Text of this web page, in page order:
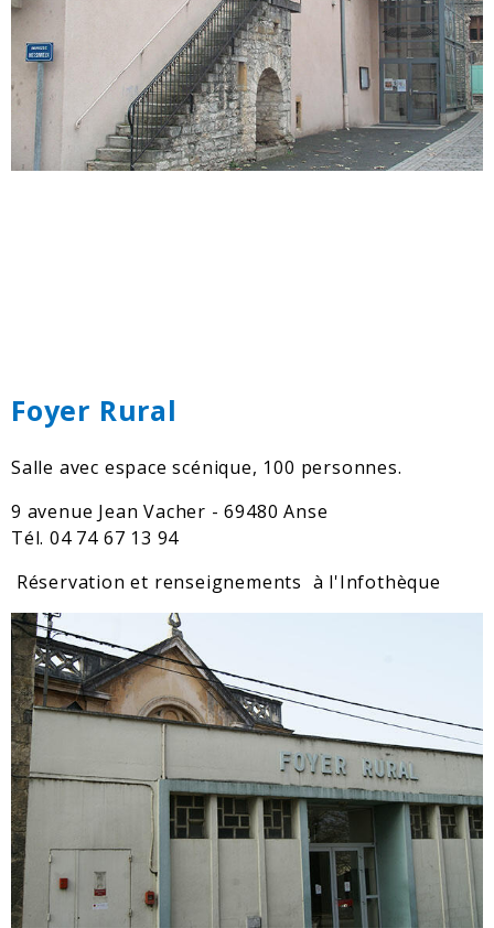
Foyer Rural
Salle avec espace scénique, 100 personnes.
9 avenue Jean Vacher - 69480 Anse
Tél. 04 74 67 13 94
Réservation et renseignements à l'Infothèque